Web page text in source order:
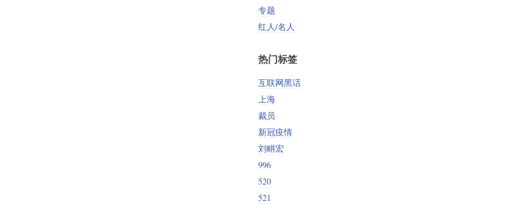
专题
红人/名人
热门标签
互联网黑话
上海
裁员
新冠疫情
刘畊宏
996
520
521